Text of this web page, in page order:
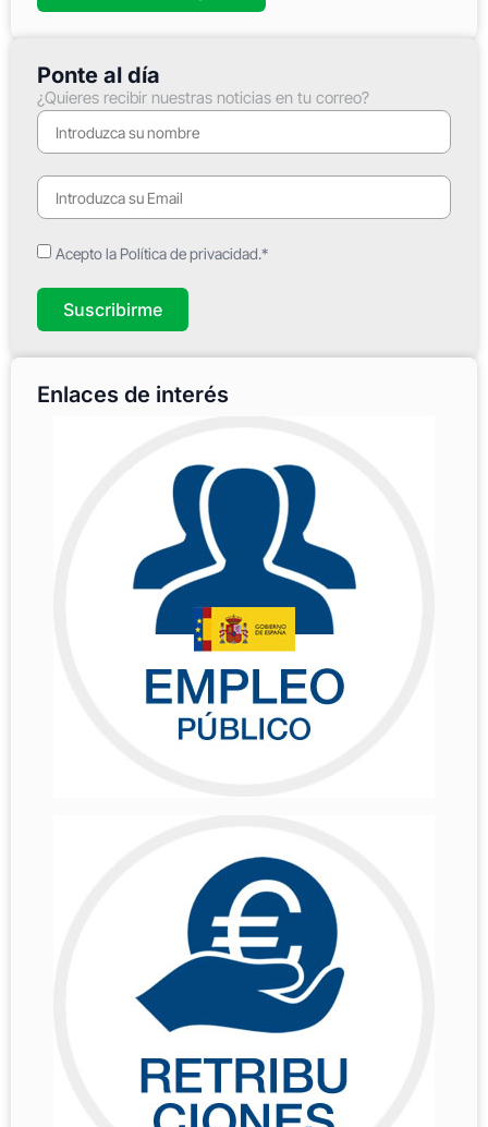
Ponte al día
¿Quieres recibir nuestras noticias en tu correo?
Acepto la Política de privacidad.*
Suscribirme
Enlaces de interés